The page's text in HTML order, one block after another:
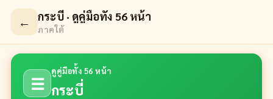
← กระบี่ · ดูคู่มือทั้ง 56 หน้า
ภาคใต้
☰
ดูคู่มือทั้ง 56 หน้า
กระบี่